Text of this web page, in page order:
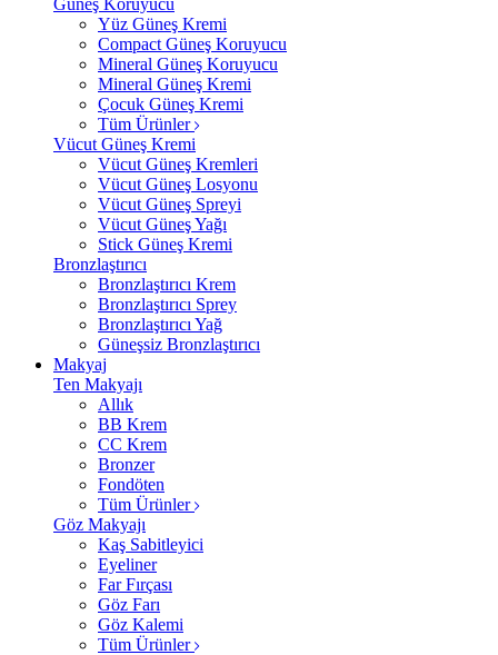
Güneş Koruyucu
Yüz Güneş Kremi
Compact Güneş Koruyucu
Mineral Güneş Koruyucu
Mineral Güneş Kremi
Çocuk Güneş Kremi
Tüm Ürünler
Vücut Güneş Kremi
Vücut Güneş Kremleri
Vücut Güneş Losyonu
Vücut Güneş Spreyi
Vücut Güneş Yağı
Stick Güneş Kremi
Bronzlaştırıcı
Bronzlaştırıcı Krem
Bronzlaştırıcı Sprey
Bronzlaştırıcı Yağ
Güneşsiz Bronzlaştırıcı
Makyaj
Ten Makyajı
Allık
BB Krem
CC Krem
Bronzer
Fondöten
Tüm Ürünler
Göz Makyajı
Kaş Sabitleyici
Eyeliner
Far Fırçası
Göz Farı
Göz Kalemi
Tüm Ürünler